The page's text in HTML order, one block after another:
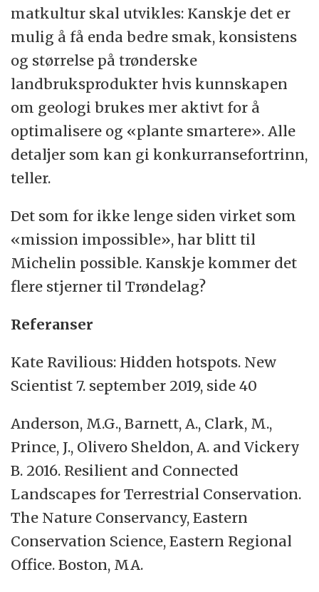
matkultur skal utvikles: Kanskje det er
mulig å få enda bedre smak, konsistens
og størrelse på trønderske
landbruksprodukter hvis kunnskapen
om geologi brukes mer aktivt for å
optimalisere og «plante smartere». Alle
detaljer som kan gi konkurransefortrinn,
teller.
Det som for ikke lenge siden virket som
«mission impossible», har blitt til
Michelin possible. Kanskje kommer det
flere stjerner til Trøndelag?
Referanser
Kate Ravilious: Hidden hotspots. New
Scientist 7. september 2019, side 40
Anderson, M.G., Barnett, A., Clark, M.,
Prince, J., Olivero Sheldon, A. and Vickery
B. 2016. Resilient and Connected
Landscapes for Terrestrial Conservation.
The Nature Conservancy, Eastern
Conservation Science, Eastern Regional
Office. Boston, MA.